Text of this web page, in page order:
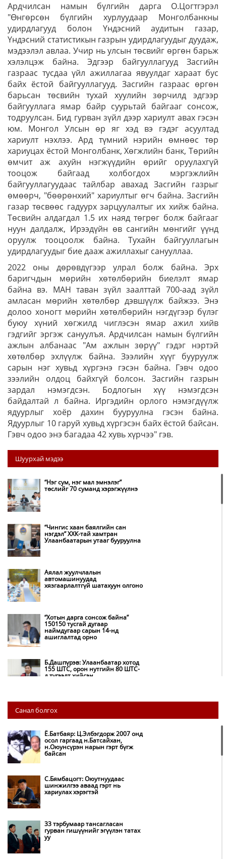
Ардчилсан намын бүлгийн дарга О.Цогтгэрэл
"Өнгөрсөн бүлгийн хурлуудаар Монголбанкны
удирдлагууд болон Үндэсний аудитын газар,
Үндэсний статистикын газрын удирдлагуудыг дуудаж,
мэдээлэл авлаа. Учир нь улсын төсвийг өргөн барьж
хэлэлцэж байна. Эдгээр байгууллагууд Засгийн
газраас тусдаа үйл ажиллагаа явуулдаг хараат бус
байх ёстой байгууллагууд. Засгийн газраас өргөн
барьсан төсвийн тухай хуулийн зөрчилд эдгээр
байгууллага ямар байр суурьтай байгааг сонсож,
тодруулсан. Бид гурван зүйл дээр хариулт авах гэсэн
юм. Монгол Улсын өр яг хэд вэ гэдэг асуултад
хариулт нэхлээ. Ард түмний нэрийн өмнөөс төр
хариуцах ёстой Монголбанк, Хөгжлийн банк, Төрийн
өмчит аж ахуйн нэгжүүдийн өрийг оруулахгүй
тооцож байгаад холбогдох мэргэжлийн
байгууллагуудаас тайлбар авахад Засгийн газрыг
өмөөрч, "бөөрөнхий" хариултыг өгч байна. Засгийн
газар төсвөөс гадуурх зарцуулалтыг их хийж байна.
Төсвийн алдагдал 1.5 их наяд төгрөг болж байгааг
нуун далдалж, Ирээдүйн өв сангийн мөнгийг үүнд
оруулж тооцоолж байна. Тухайн байгууллагын
удирдлагуудыг бие дааж ажиллахыг санууллаа.
2022 оны дөрөвдүгээр улрал болж байна. Эрх
баригчдын мөрийн хөтөлбөрийн биелэлт ямар
байна вэ. МАН таван зүйл заалттай 700-аад зүйл
амласан мөрийн хөтөлбөр дэвшүүлж байжээ. Энэ
долоо хоногт мөрийн хөтөлбөрийн нэгдүгээр бүлэг
буюу хүний хөгжилд чиглэсэн ямар ажил хийв
гэдгийг эргэж сануулъя. Ардчилсан намын бүлгийн
ажлын албанаас "Ам ажлын зөрүү" гэдэг нэртэй
хөтөлбөр эхлүүлж байна. Зээлийн хүүг бууруулж
сарын нэг хувьд хүргэнэ гэсэн байна. Гэвч одоо
зээлийн олдоц байхгүй болсон. Засгийн газрын
зардал нэмэгдсэн. Бодлогын хүү нэмэгдсэн
байдалтай л байна. Иргэдийн орлого нэмэгдүүлж
ядуурлыг хоёр дахин бууруулна гэсэн байна.
Ядуурлыг 10 гаруй хувьд хүргэсэн байх ёстой байсан.
Гэвч одоо энэ багадаа 42 хувь хүрчээ" гэв.
Шуурхай мэдээ
“Нэг сум, нэг мал эмнэлэг”
төслийг 70 суманд хэрэгжүүлнэ
“Чингис хаан баялгийн сан
нэгдэл” ХХК-тай хамтран
Улаанбаатарын утааг бууруулна
Аялал жуулчлалын
автомашинуудад
хязгаарлалтгүй шатахуун олгоно
“Хотын дарга сонсож байна”
150150 тусгай дугаар
наймдугаар сарын 14-нд
ашиглалтад орно
Б.Дашпүрэв: Улаанбаатар хотод
155 ШТС, орон нутгийн 80 ШТС-
д түгээлт хийсэн
НИТХ: Багануур ХК-ийг түшиглэн
нүүрс-пиролизийн үйлдвэр
байгуулж, ирэх оноос хагас кокс
Амаргүй цаг үеийг ирэх
НИТХ-ын төлөөлөгчид COP17
Монгол Улс “COP17”-д “Тал
Санал болгох
Ё.Батбаяр: Ц.Элбэгдорж 2007 онд
осол гаргаад н.Батсайхан,
н.Оюунсүрэн нарын гэрт бүгж
байсан
С.Бямбацогт: Оюутнуудаас
шинжилгээ аваад гэрт нь
хариулах хэрэгтэй
33 тэрбумаар тансагласан
гурван гишүүнийг эгүүлэн татах
уу